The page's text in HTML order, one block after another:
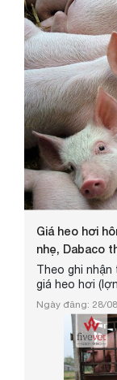
Giá heo hơi
nhẹ, Dabaco
Theo ghi
giá heo hơi
đồng/kg so
đang xuất
51.000 -
thịt lợn thời
góp lợi nhuận
đó có...
Ngày đăng: 28/